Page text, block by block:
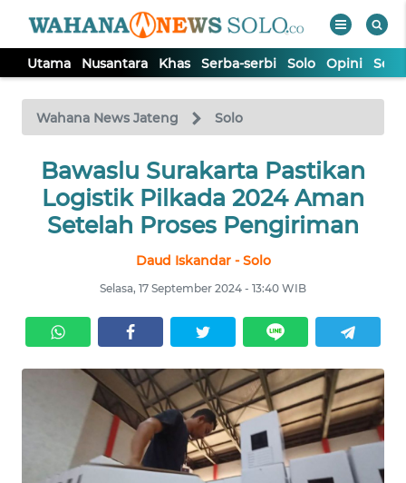
Utama Nusantara Khas Serba-serbi Solo Opini
Wahana News Jateng Solo
Bawaslu Surakarta Pastikan
Logistik Pilkada 2024 Aman
Setelah Proses Pengiriman
Daud Iskandar - Solo
Selasa, 17 September 2024 - 13:40 WIB
TV
Tutup
UTAMA
NUSANTARA
SERBA-
SERBI